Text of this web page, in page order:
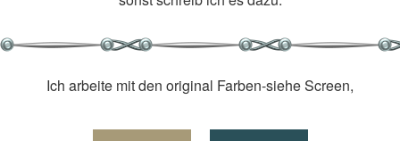
Ich arbeite mit den original Farben-siehe Screen,